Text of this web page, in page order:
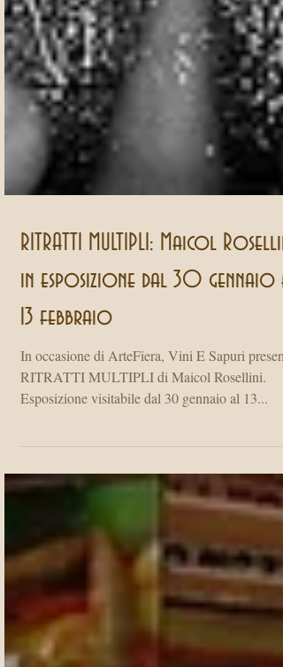
RITRATTI MULTIPLI: Maicol Rosellini
in esposizione dal 30 gennaio
13 febbraio
In occasione di ArteFiera, Vini E Sapuri
RITRATTI MULTIPLI di Maicol Rosellini.